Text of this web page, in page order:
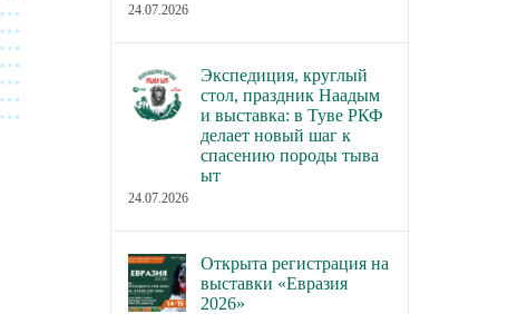
24.07.2026
Экспедиция, круглый
стол, праздник Наадым
и выставка: в Туве РКФ
делает новый шаг к
спасению породы тыва
ыт
24.07.2026
Открыта регистрация на
выставки «Евразия
2026»